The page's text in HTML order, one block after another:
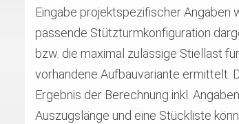
Eingabe projektspezifischer Angaben
passende Stützturmkonfiguration
bzw. die maximal zulässige Stiellast
vorhandene Aufbauvariante ermittelt.
Ergebnis der Berechnung inkl.
Auszugslänge und eine Stückliste